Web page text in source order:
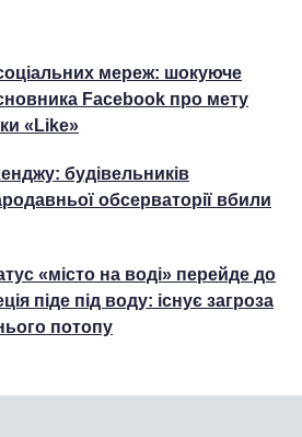
мереж: шокуюче
Facebook про мету
«Like»
будівельників
обсерваторії вбили
«місто на воді» перейде до
піде під воду: існує загроза
потопу